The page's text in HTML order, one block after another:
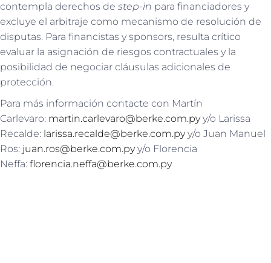
contempla derechos de step-in para financiadores y
excluye el arbitraje como mecanismo de resolución de
disputas. Para financistas y sponsors, resulta crítico
evaluar la asignación de riesgos contractuales y la
posibilidad de negociar cláusulas adicionales de
protección.
Para más información contacte con Martín
Carlevaro: martin.carlevaro@berke.com.pyy/o Larissa
Recalde: larissa.recalde@berke.com.pyy/o Juan Manuel
Ros: juan.ros@berke.com.pyy/o Florencia
Neffa: florencia.neffa@berke.com.py